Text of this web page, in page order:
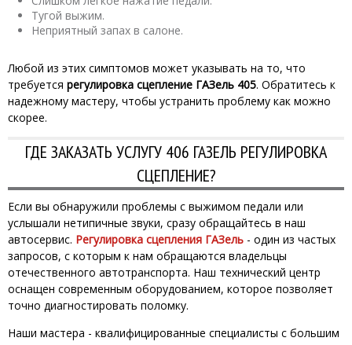
Тугой выжим.
Неприятный запах в салоне.
Любой из этих симптомов может указывать на то, что
требуется регулировка сцепление ГАЗель 405. Обратитесь к
надежному мастеру, чтобы устранить проблему как можно
скорее.
ГДЕ ЗАКАЗАТЬ УСЛУГУ 406 ГАЗЕЛЬ РЕГУЛИРОВКА
СЦЕПЛЕНИЕ?
Если вы обнаружили проблемы с выжимом педали или
услышали нетипичные звуки, сразу обращайтесь в наш
автосервис. Регулировка сцепления ГАЗель - один из частых
запросов, с которым к нам обращаются владельцы
отечественного автотранспорта. Наш технический центр
оснащен современным оборудованием, которое позволяет
точно диагностировать поломку.
Наши мастера - квалифицированные специалисты с большим